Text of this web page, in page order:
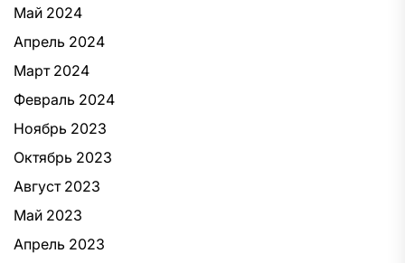
Май 2024
Апрель 2024
Март 2024
Февраль 2024
Ноябрь 2023
Октябрь 2023
Август 2023
Май 2023
Апрель 2023